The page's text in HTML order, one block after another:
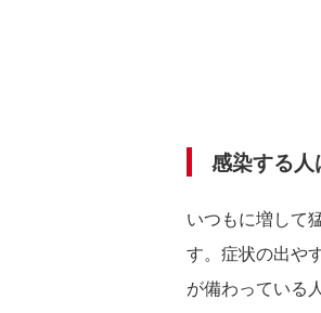
感染する人
いつもに増して
す。症状の出や
が備わっている